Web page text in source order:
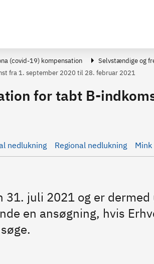
(covid-19) kompensation
Selvstændige og
fra 1. september 2020 til 28. februar 2021
for tabt B-
nedlukning Regional nedlukning Mink
31. juli 2021 og er
en ansøgning, hvis